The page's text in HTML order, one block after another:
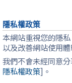
隱私權政策
本網站重視您的隱
以及改善網站使用體
我們不會未經同意
隱私權政策]。